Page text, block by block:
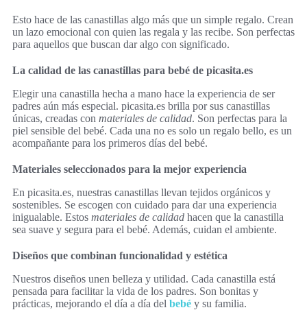
Esto hace de las canastillas algo más que un simple regalo. Crean
un lazo emocional con quien las regala y las recibe. Son perfectas
para aquellos que buscan dar algo con significado.
La calidad de las canastillas para bebé de picasita.es
Elegir una canastilla hecha a mano hace la experiencia de ser
padres aún más especial. picasita.es brilla por sus canastillas
únicas, creadas con materiales de calidad. Son perfectas para la
piel sensible del bebé. Cada una no es solo un regalo bello, es un
acompañante para los primeros días del bebé.
Materiales seleccionados para la mejor experiencia
En picasita.es, nuestras canastillas llevan tejidos orgánicos y
sostenibles. Se escogen con cuidado para dar una experiencia
inigualable. Estos materiales de calidad hacen que la canastilla
sea suave y segura para el bebé. Además, cuidan el ambiente.
Diseños que combinan funcionalidad y estética
Nuestros diseños unen belleza y utilidad. Cada canastilla está
pensada para facilitar la vida de los padres. Son bonitas y
prácticas, mejorando el día a día del bebé y su familia.